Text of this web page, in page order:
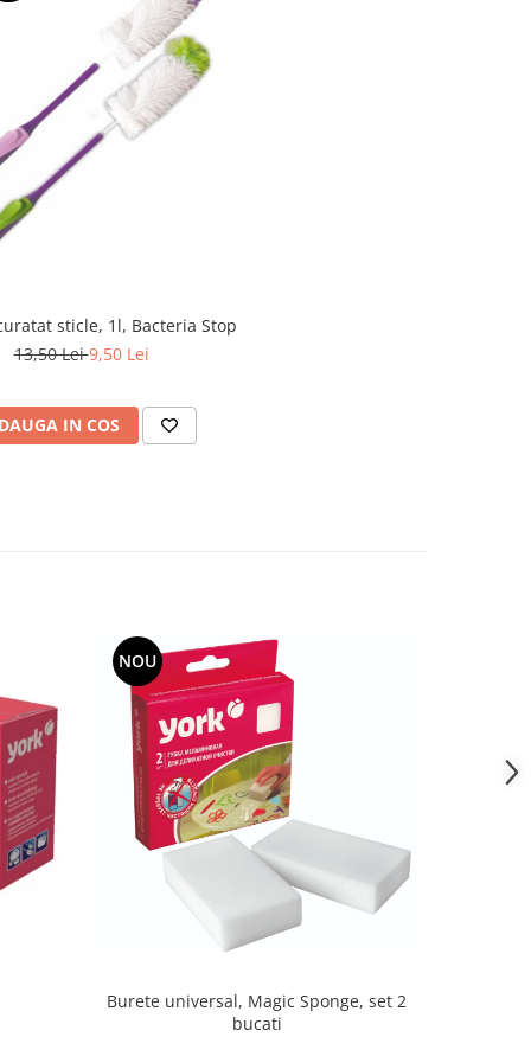
sticle, 1l, Bacteria Stop
13,50 Lei9,50 Lei
IN COS
NOU
Burete universal, Magic Sponge, set 2
bucati